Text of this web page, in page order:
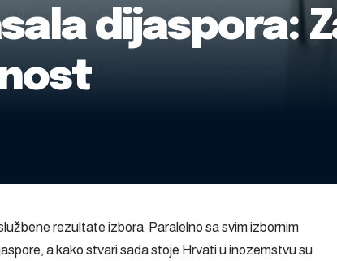
dijaspora:
rezultate izbora. Paralelno sa svim izbornim
a kako stvari sada stoje Hrvati u inozemstvu su